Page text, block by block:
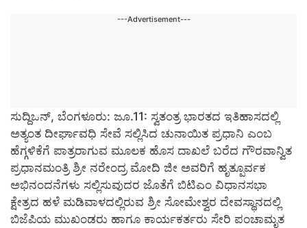
---Advertisement---
ಸುದ್ದಿಒನ್, ಬೆಂಗಳೂರು: ಜೂ.11: ಸ್ವತಂತ್ರ ಭಾರತದ ಇತಿಹಾಸದಲ್ಲಿ
ಅತ್ಯಂತ ದೀರ್ಘಾವಧಿ ಸೇವೆ ಸಲ್ಲಿಸಿದ ಚುನಾಯಿತ ಪ್ರಧಾನಿ ಎಂಬ
ಹೆಗ್ಗಳಿಕೆಗೆ ಪಾತ್ರರಾಗುವ ಮೂಲಕ ಹೊಸ ದಾಖಲೆ ಬರೆದ ಗೌರವಾನ್ವಿತ
ಪ್ರಧಾನಮಂತ್ರಿ ಶ್ರೀ ನರೇಂದ್ರ ಮೋದಿ ಜೀ ಅವರಿಗೆ ಹೃತ್ಪೂರ್ವಕ
ಅಭಿನಂದನೆಗಳು ಸಲ್ಲಿಸುವುದರ ಜೊತೆಗೆ ಬಿಟಿಎಂ ವಿಧಾನಸಭಾ
ಕ್ಷೇತ್ರದ ಹಳೆ ಮಡಿವಾಳದಲ್ಲಿರುವ ಶ್ರೀ ಸೋಮೇಶ್ವರ ದೇವಸ್ಥಾನದಲ್ಲಿ
ಬಿಜೆಪಿಯ ಮುಖಂಡರು ಹಾಗೂ ಕಾರ್ಯಕರ್ತರು ಸೇರಿ ಪಂಚಾಮೃತ